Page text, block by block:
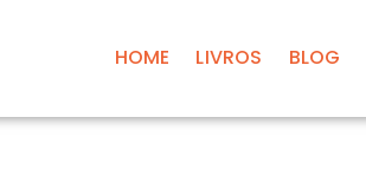
HOME LIVROS BLOG